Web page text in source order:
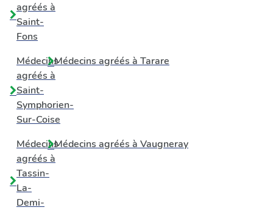
agréés à
Saint-
Fons
Médecins
agréés à
Saint-
Symphorien-
Sur-Coise
Médecins agréés à Tarare
Médecins
agréés à
Tassin-
La-
Demi-
Médecins agréés à Vaugneray